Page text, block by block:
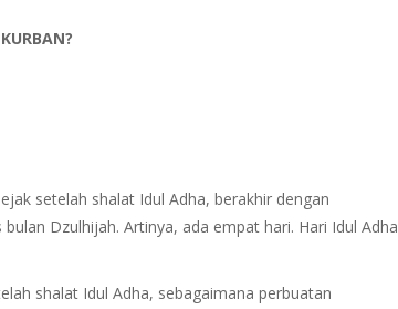
setelah shalat Idul Adha, berakhir dengan
Dzulhijah. Artinya, ada empat hari. Hari Idul Adha
shalat Idul Adha, sebagaimana perbuatan